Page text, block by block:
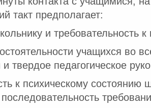
такт предполагает:
и требовательность к
учащихся во
и твердое педагогическое
к психическому состоянию